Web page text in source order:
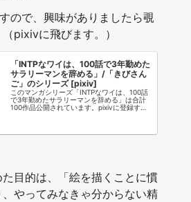
ので、興味がありましたら覗
pixivに飛びます。）
「INTPなワイは、100話で3年勤めた
サラリーマンを辞める」/「きびさん
ご」のシリーズ [pixiv]
このマンガシリーズ「INTPなワイは、100話
で3年勤めたサラリーマンを辞める」は合計
100作品公開されています。pixivに登録する
目的は、「絵を描くことに慣
やってみなきゃ分からない精